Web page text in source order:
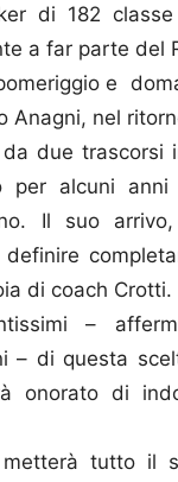
di 182
a far parte del
e
Anagni, nel
due trascorsi
per alcuni anni
Il suo
di coach Crotti.
–
– di questa
onorato di
tutto il